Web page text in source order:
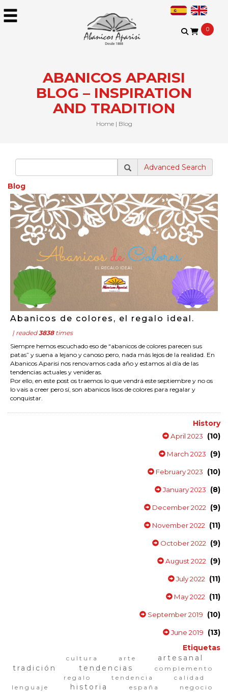
0
ABANICOS APARISI
BLOG – INSPIRATION
AND TRADITION​
Home| Blog
Advanced Search
Blog
Abanicos de colores, el regalo ideal.
| readed3838times
Siempre hemos escuchado eso de “abanicos de colores parecen sus
patas” y suena a lejano y canoso pero, nada más lejos de la realidad. En
Abanicos Aparisi nos renovamos cada año y estamos al día de las
tendencias actuales y venideras.
Por ello, en este post os traemos lo que vendrá este septiembre y no os
lo vais a creer pero sí, son abanicos lisos de colores para regalar y
conquistar.
History
April 2023 (10)
March 2023 (9)
February 2023 (10)
January 2023 (8)
December 2022 (9)
November 2022 (11)
October 2022 (9)
August 2022 (9)
July 2022 (11)
May 2022 (11)
September 2019 (10)
June 2019
(13)
Etiquetas
cultura arte
artesanal
tradición
tendencias
complemento
regalo
tendencia
calidad
lenguaje
historia españa negocio